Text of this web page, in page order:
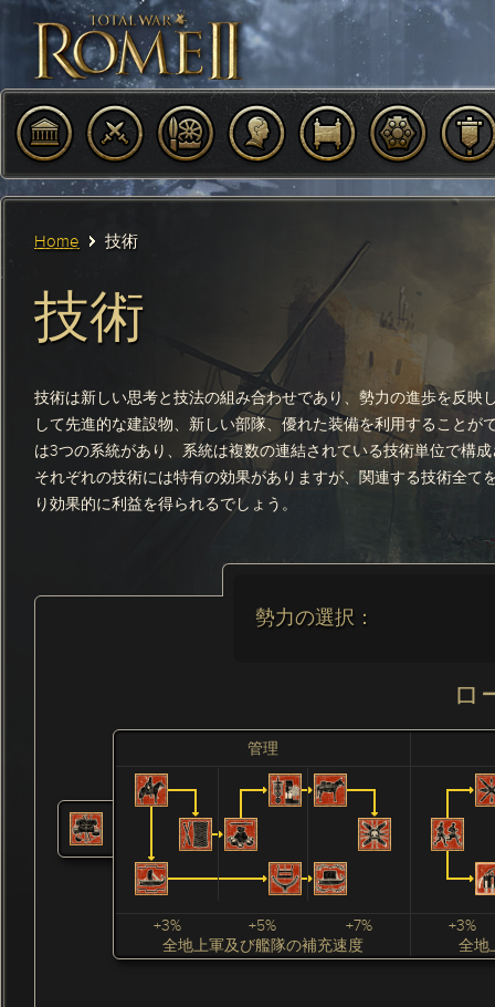
Home 技術
技術
技術は新しい思考と技法の組み合わせであり、勢力の進歩を反映
して先進的な建設物、新しい部隊、優れた装備を利用することが
は3つの系統があり、系統は複数の連結されている技術単位で構
それぞれの技術には特有の効果がありますが、関連する技術全て
り効果的に利益を得られるでしょう。
勢力の選択：
ロ
管理
+3% +5%
+7%
全地上軍及び艦隊の補充速度
+3%
全地